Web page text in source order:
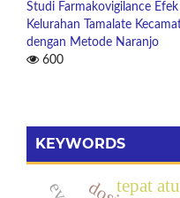
Studi Farmakovigilance
Kelurahan Tamalate
dengan Metode Naranjo
600
KEYWORDS
tepat